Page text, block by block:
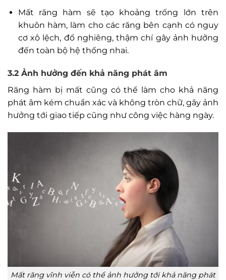
Mất răng hàm sẽ tạo khoảng trống lớn trên
khuôn hàm, làm cho các răng bên cạnh có nguy
cơ xô lệch, đổ nghiêng, thậm chí gây ảnh hưởng
đến toàn bộ hệ thống nhai.
3.2 Ảnh hưởng đến khả năng phát âm
Răng hàm bị mất cũng có thể làm cho khả năng
phát âm kém chuẩn xác và không tròn chữ, gây ảnh
hưởng tới giao tiếp cũng như công việc hàng ngày.
Mất răng vĩnh viễn có thể ảnh hưởng tới khả năng phát